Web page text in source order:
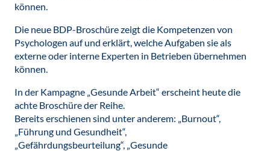
können.
Die neue BDP-Broschüre zeigt die Kompetenzen von
Psychologen auf und erklärt, welche Aufgaben sie als
externe oder interne Experten in Betrieben übernehmen
können.
In der Kampagne „Gesunde Arbeit“ erscheint heute die
achte Broschüre der Reihe.
Bereits erschienen sind unter anderem: „Burnout“,
„Führung und Gesundheit“,
„Gefährdungsbeurteilung“, „Gesunde